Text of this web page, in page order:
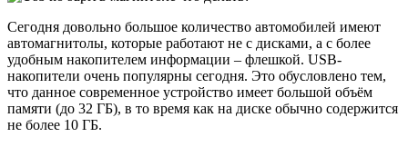
Сегодня довольно большое количество автомобилей имеют
автомагнитолы, которые работают не с дисками, а с более
удобным накопителем информации – флешкой. USB-
накопители очень популярны сегодня. Это обусловлено тем,
что данное современное устройство имеет большой объём
памяти (до 32 ГБ), в то время как на диске обычно содержится
не более 10 ГБ.